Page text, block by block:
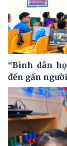
“Bình dân
đến gần